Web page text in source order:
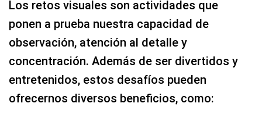
Los retos visuales son actividades que
ponen a prueba nuestra capacidad de
observación, atención al detalle y
concentración. Además de ser divertidos y
entretenidos, estos desafíos pueden
ofrecernos diversos beneficios, como: